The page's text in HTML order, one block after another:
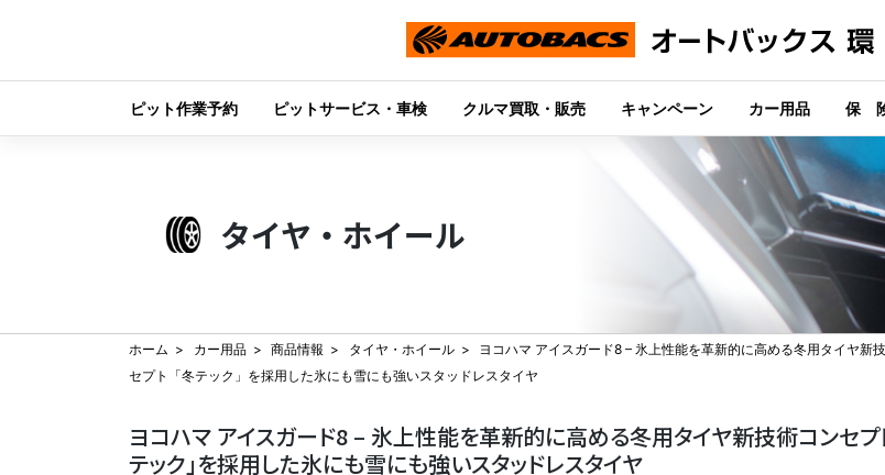
ピット作業予約 ピットサービス・車検 クルマ買取・販売 キャンペーン カー用品 保
タイヤ・ホイール
ホーム カー用品 商品情報 タイヤ・ホイール
ヨコハマ アイスガード8 – 氷上性能を革新的に高める冬用タイヤ新
セプト「冬テック」を採用した氷にも雪にも強いスタッドレスタイヤ
ヨコハマ アイスガード8 – 氷上性能を革新的に高める冬用タイヤ新技術コンセプ
テック」を採用した氷にも雪にも強いスタッドレスタイヤ